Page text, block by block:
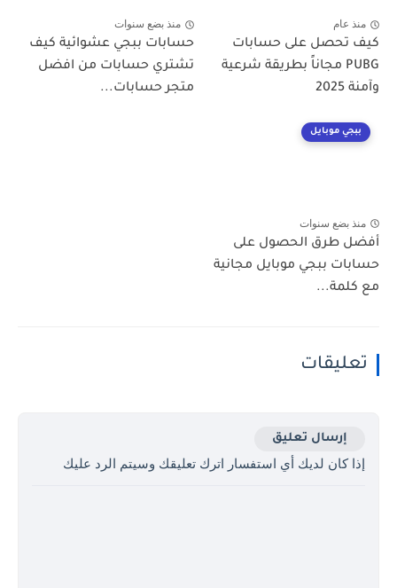
منذ عام
كيف تحصل على حسابات
PUBG مجاناً بطريقة شرعية
وآمنة 2025
منذ بضع سنوات
حسابات ببجي عشوائية كيف
تشتري حسابات من افضل
متجر حسابات...
ببجي موبايل
منذ بضع سنوات
أفضل طرق الحصول على
حسابات ببجي موبايل مجانية
مع كلمة...
تعليقات
إرسال تعليق
إذا كان لديك أي استفسار اترك تعليقك وسيتم الرد عليك